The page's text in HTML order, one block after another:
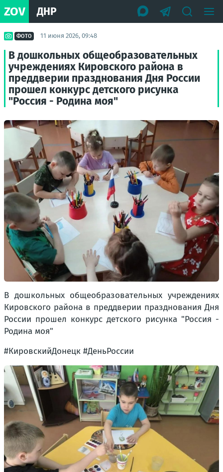
ZOV ДНР
ФОТО 11 июня 2026, 09:48
В дошкольных общеобразовательных
учреждениях Кировского района в
преддверии празднования Дня России
прошел конкурс детского рисунка
"Россия - Родина моя"
В дошкольных общеобразовательных учреждениях
Кировского района в преддверии празднования Дня
России прошел конкурс детского рисунка "Россия -
Родина моя"
#КировскийДонецк #ДеньРоссии